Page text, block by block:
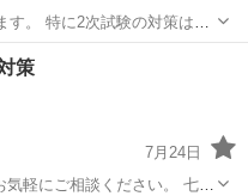
策は1
いことから、 一次は合格しま
マン
策
7月24日